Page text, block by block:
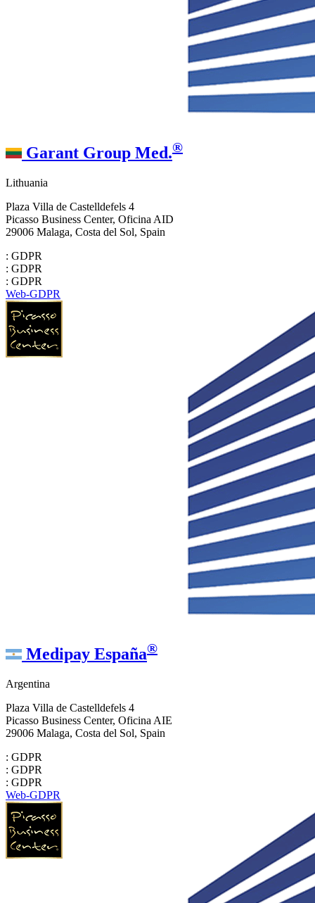
Garant Group Med.®
Lithuania
Plaza Villa de Castelldefels 4
Picasso Business Center, Oficina AID
29006 Malaga, Costa del Sol, Spain
: GDPR
: GDPR
: GDPR
Web-GDPR
Medipay España®
Argentina
Plaza Villa de Castelldefels 4
Picasso Business Center, Oficina AIE
29006 Malaga, Costa del Sol, Spain
: GDPR
: GDPR
: GDPR
Web-GDPR